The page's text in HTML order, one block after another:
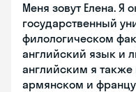
Меня зовут Елена. Я
государственный
филологическом
английский язык и
английским я
армянском и